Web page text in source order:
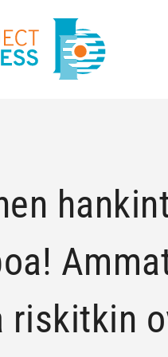
riskitkin